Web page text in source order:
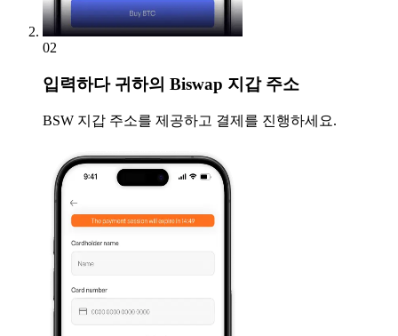
02
입력하다귀하의 Biswap 지갑 주소
BSW 지갑 주소를 제공하고 결제를 진행하세요.